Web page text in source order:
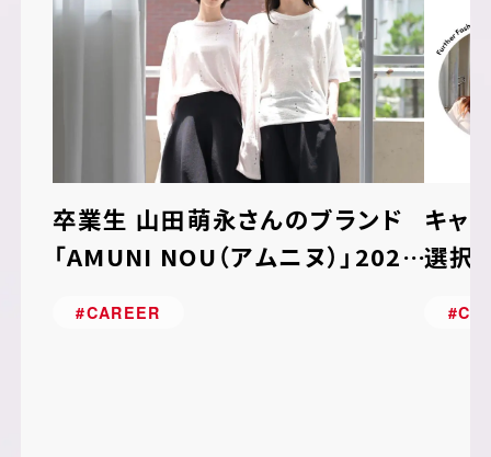
卒業生 山田萌永さんのブランド
「AMUNI NOU（アムニヌ）」2027
#CAREER
キャ
選択